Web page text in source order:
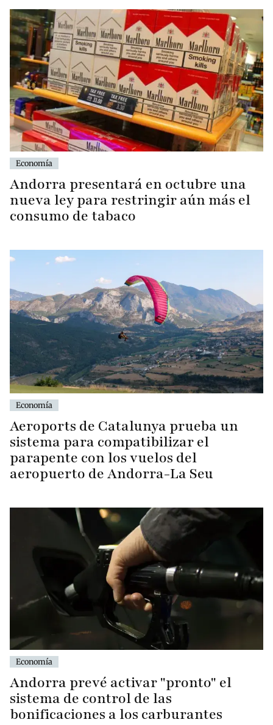
Economía
Andorra presentará en octubre una
nueva ley para restringir aún más el
consumo de tabaco
Economía
Aeroports de Catalunya prueba un
sistema para compatibilizar el
parapente con los vuelos del
aeropuerto de Andorra-La Seu
Economía
Andorra prevé activar "pronto" el
sistema de control de las
bonificaciones a los carburantes